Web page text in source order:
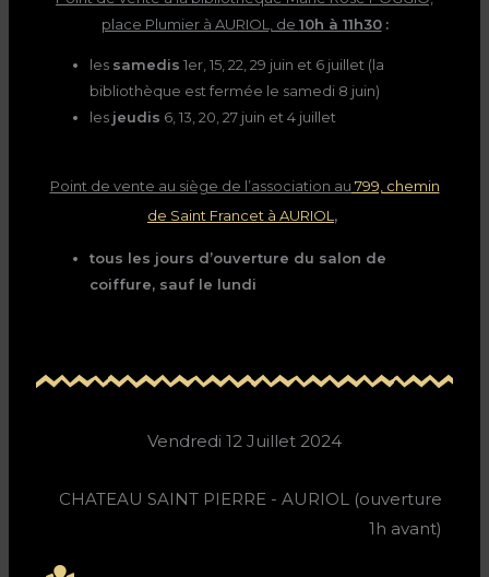
place Plumier à AURIOL, de 10h à 11h30 :
les samedis 1er, 15, 22, 29 juin et 6 juillet (la
bibliothèque est fermée le samedi 8 juin)
les jeudis 6, 13, 20, 27 juin et 4 juillet
Point de vente au siège de l’association au 799, chemin
de Saint Francet à AURIOL,
tous les jours d’ouverture du salon de
coiffure, sauf le lundi
Vendredi 12 Juillet 2024
CHATEAU SAINT PIERRE - AURIOL (ouverture
1h avant)